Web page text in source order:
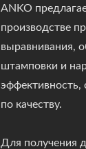
ANKO
производстве
выравнивания,
штамповки и
эффективность,
по качеству.
Для получения